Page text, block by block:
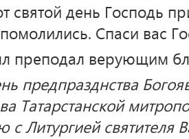
святой день Господь
Спаси вас
преподал верующим
предпразднства
Татарстанской
с Литургией святителя